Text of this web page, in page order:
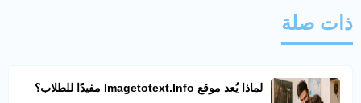
ذات صلة
لماذا يُعد موقع Imagetotext.info مفيدًا للطلاب؟